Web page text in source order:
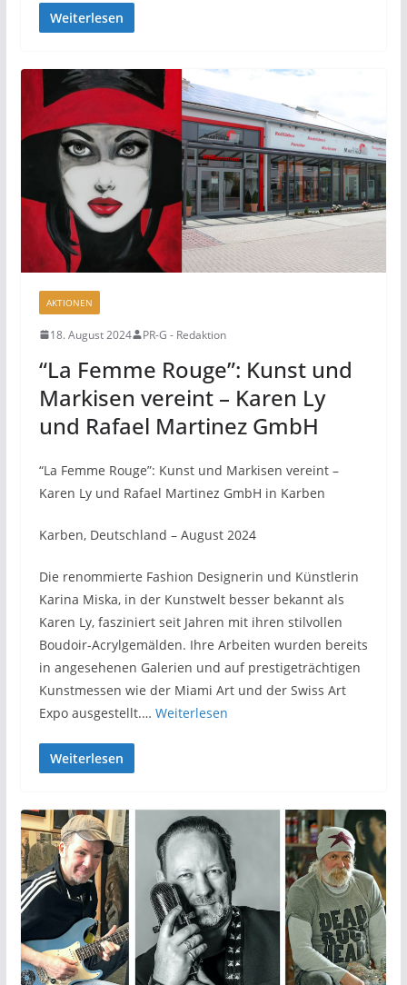
Weiterlesen
AKTIONEN
18. August 2024 PR-G - Redaktion
“La Femme Rouge”: Kunst und
Markisen vereint – Karen Ly
und Rafael Martinez GmbH
“La Femme Rouge”: Kunst und Markisen vereint –
Karen Ly und Rafael Martinez GmbH in Karben
Karben, Deutschland – August 2024
Die renommierte Fashion Designerin und Künstlerin
Karina Miska, in der Kunstwelt besser bekannt als
Karen Ly, fasziniert seit Jahren mit ihren stilvollen
Boudoir-Acrylgemälden. Ihre Arbeiten wurden bereits
in angesehenen Galerien und auf prestigeträchtigen
Kunstmessen wie der Miami Art und der Swiss Art
Expo ausgestellt.… Weiterlesen
Weiterlesen